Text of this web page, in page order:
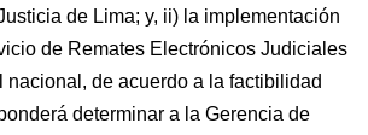
de Lima; y, ii) la implementación
de Remates Electrónicos Judiciales
nacional, de acuerdo a la factibilidad
determinar a la Gerencia de